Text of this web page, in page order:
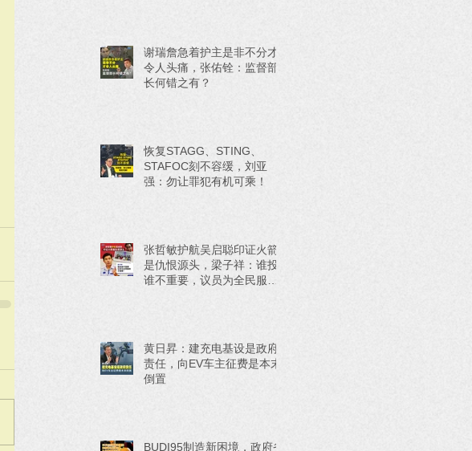
谢瑞詹急着护主是非不分才
令人头痛，张佑铨：监督部
长何错之有？
恢复STAGG、STING、
STAFOC刻不容缓，刘亚
强：勿让罪犯有机可乘！
张哲敏护航吴启聪印证火箭
是仇恨源头，梁子祥：谁投
谁不重要，议员为全民服务
黄日昇：建充电基设是政府
责任，向EV车主征费是本末
倒置
BUDI95制造新困境，政府省